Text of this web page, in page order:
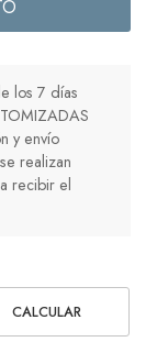
los 7 días
y envío
realizan
recibir el
CALCULAR